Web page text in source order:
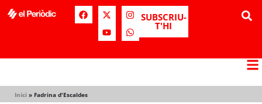
SUBSCRIU-
T'HI
Inici » Fadrina d'Escaldes